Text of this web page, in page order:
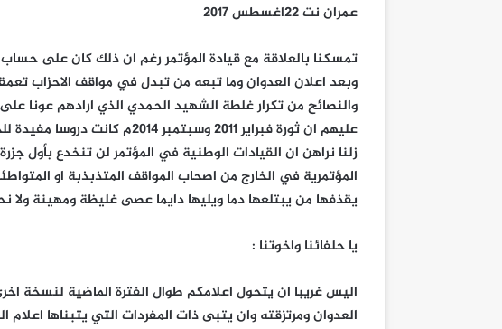
عمران نت 22اغسطس 2017
تمسكنا بالعلاقة مع قيادة المؤتمر رغم ان ذلك كان على حساب
وبعد اعلان العدوان وما تبعه من تبدل في مواقف الاحزاب
والنصائح من تكرار غلطة الشهيد الحمدي الذي ارادهم عونا
عليهم ان ثورة فبراير 2011
زلنا نراهن ان القيادات الوطنية في المؤتمر لن تنخدع بأول
المؤتمرية في الخارج من اصحاب المواقف المتذبذبة او
يقذفها من يبتلعها دما ويليها دايما عصى غليظة ومهينة
يا حلفائنا واخوتنا :
اليس غريبا ان يتحول اعلامكم طوال الفترة الماضية لنسخة
العدوان ومرتزقته وان يتبى ذات المفردات التي يتبناها اعلام